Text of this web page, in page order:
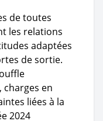
de toutes
les relations
adaptées
de sortie.
charges en
liées à la
2024